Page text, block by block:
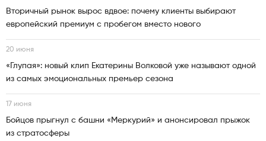
Вторичный рынок вырос вдвое: почему клиенты выбирают
европейский премиум с пробегом вместо нового
20 июня
«Глупая»: новый клип Екатерины Волковой уже называют одной
из самых эмоциональных премьер сезона
17 июня
Бойцов прыгнул с башни «Меркурий» и анонсировал прыжок
из стратосферы